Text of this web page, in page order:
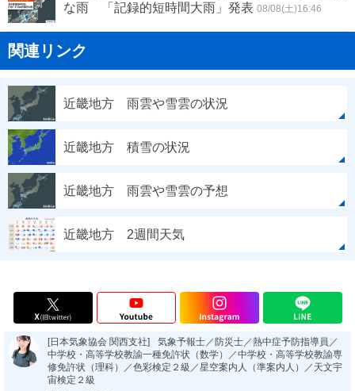
な雨 「記録的短時間大雨」発表 08/08(土)16:46
関連リンク
近畿地方 雨雲や雪雲の状況
近畿地方 積雪の状況
近畿地方 雨雲や雪雲の予想
近畿地方 2週間天気
[日本気象協会 関西支社]
気象予報士／防災士／熱中症予防指導員／
中学校・高等学校教諭一種免許状（数学）／中学校・高等学校教諭専
修免許状（理科）／色彩検定２級／星空案内人（準案内人）／天文宇
宙検定２級